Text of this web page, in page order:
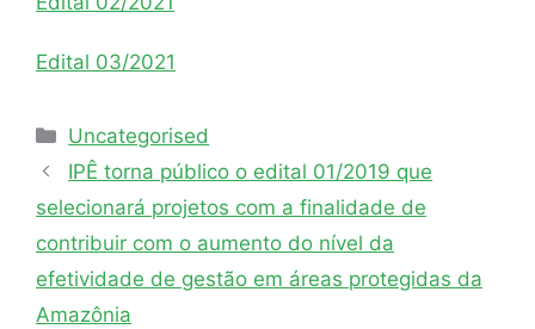
Edital 03/2021
Uncategorised
IPÊ torna público o edital 01/2019 que
selecionará projetos com a finalidade de
contribuir com o aumento do nível da
efetividade de gestão em áreas protegidas da
Amazônia